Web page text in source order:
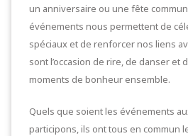
un anniversaire ou une fête
événements nous permettent de
spéciaux et de renforcer nos liens
sont l’occasion de rire, de danser et
moments de bonheur ensemble.
Quels que soient les événements
participons, ils ont tous en commun